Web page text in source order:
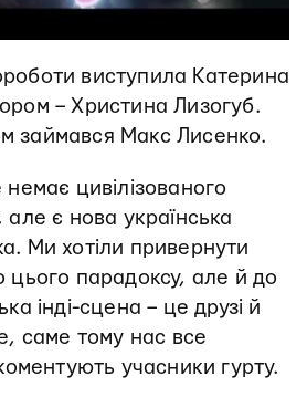
виступила Катерина
– Христина Лизогуб.
займався Макс Лисенко.
цивілізованого
але є нова українська
Ми хотіли привернути
цього парадоксу, але й до
інді-сцена – це друзі й
саме тому нас все
учасники гурту.